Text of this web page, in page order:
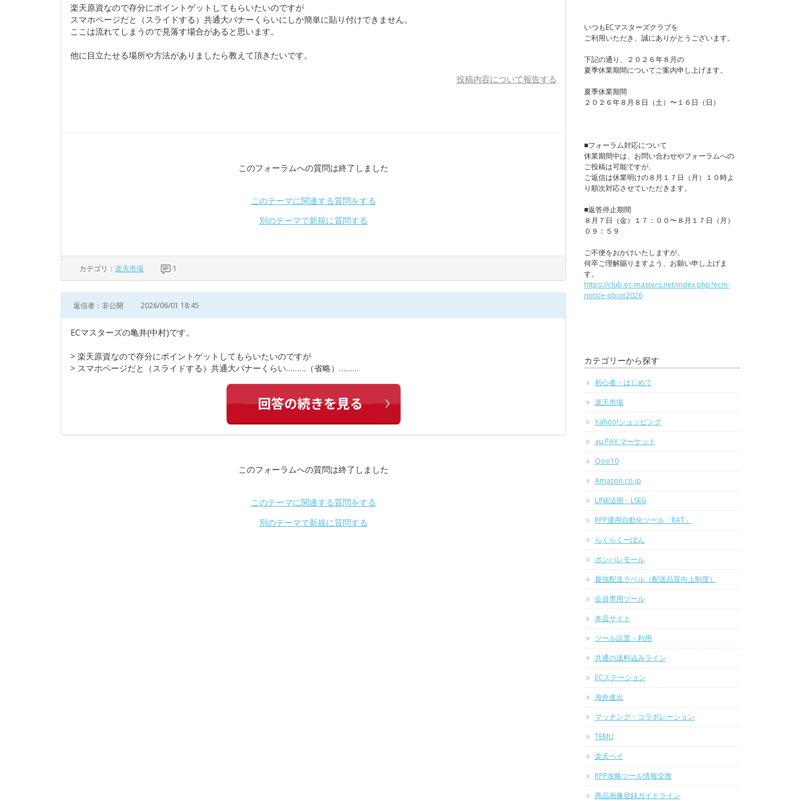
楽天原資なので存分にポイントゲットしてもらいたいのですが
スマホページだと（スライドする）共通大バナーくらいにしか簡単に貼り付けできません。
ここは流れてしまうので見落す場合があると思います。
他に目立たせる場所や方法がありましたら教えて頂きたいです。
投稿内容について報告する
このフォーラムへの質問は終了しました
このテーマに関連する質問をする
別のテーマで新規に質問する
カテゴリ： 楽天市場 1
返信者：非公開 2026/06/01 18:45
ECマスターズの亀井(中村)です。
> 楽天原資なので存分にポイントゲットしてもらいたいのですが
> スマホページだと（スライドする）共通大バナーくらい………（省略）………
このフォーラムへの質問は終了しました
このテーマに関連する質問をする
別のテーマで新規に質問する
いつもECマスターズクラブを
ご利用いただき、誠にありがとうございます。
下記の通り、２０２６年８月の
夏季休業期間についてご案内申し上げます。
夏季休業期間
２０２６年８月８日（土）〜１６日（日）
■フォーラム対応について
休業期間中は、お問い合わせやフォーラムへの
ご投稿は可能ですが、
ご返信は休業明けの８月１７日（月）１０時よ
り順次対応させていただきます。
■返答停止期間
８月７日（金）１７：００〜８月１７日（月）
０９：５９
ご不便をおかけいたしますが、
何卒ご理解賜りますよう、お願い申し上げま
す。
https://club.ec-masters.net/index.php?ecm-
notice-obon2026
カテゴリーから探す
初心者・はじめて
楽天市場
Yahoo!ショッピング
au PAY マーケット
Qoo10
Amazon.co.jp
LINE活用・LSEG
RPP運用自動化ツール「RAT」
らくらくーぽん
ポンパレモール
最強配送ラベル（配送品質向上制度）
会員専用ツール
本店サイト
ツール設置・利用
共通の送料込みライン
ECステーション
海外進出
マッチング・コラボレーション
TEMU
楽天ペイ
RPP攻略ツール情報交換
商品画像登録ガイドライン